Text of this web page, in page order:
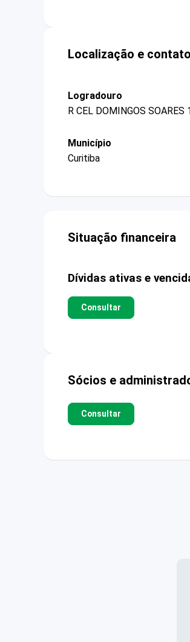
Localização e
Logradouro
R CEL DOMINGOS
Município
Curitiba
Situação financeira
Dívidas ativas e
Consultar
Sócios e
Consultar